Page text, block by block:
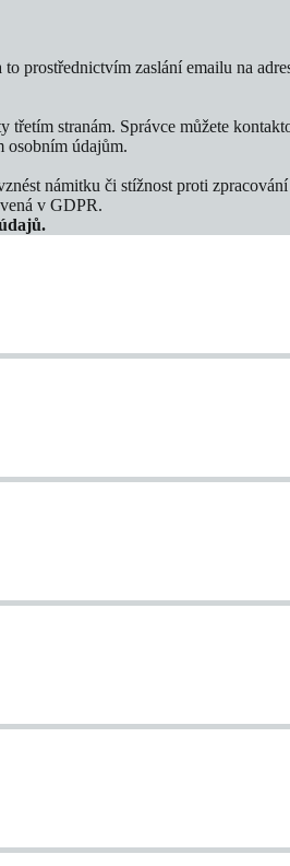
prostřednictvím zaslání emailu na
stranám. Správce můžete
osobním údajům.
námitku či stížnost proti
v GDPR.